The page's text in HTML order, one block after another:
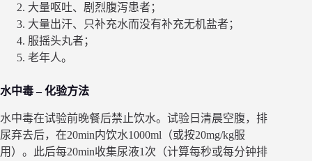
大量呕吐、剧烈腹泻患者；
大量出汗、只补充水而没有补充无机盐者；
服摇头丸者；
老年人。
水中毒 – 化验方法
水中毒在试验前晚餐后禁止饮水。试验日清晨空腹，排
尿弃去后，在20min内饮水1000ml（或按20mg/kg服
用）。此后每20min收集尿液1次（计算每秒或每分钟排